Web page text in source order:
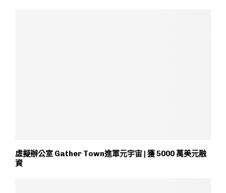
虛擬辦公室 Gather Town進軍元宇宙 | 獲 5000 萬美元融
資